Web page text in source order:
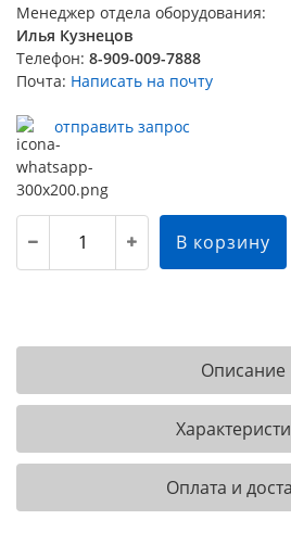
Менеджер отдела оборудования:
Илья Кузнецов
Телефон: 8-909-009-7888
Почта: Написать на почту
отправить запрос
В корзину
Описание
Оплата и